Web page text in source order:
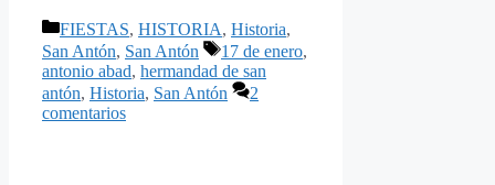
Categorías
FIESTAS, HISTORIA, Historia,
San Antón, San Antón Etiquetas
17 de enero,
antonio abad, hermandad de san
antón, Historia, San Antón
2
comentarios